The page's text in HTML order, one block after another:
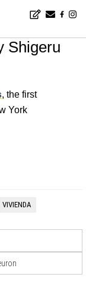
Ban (New York)
Shigeru
, the first
York
VIVIENDA